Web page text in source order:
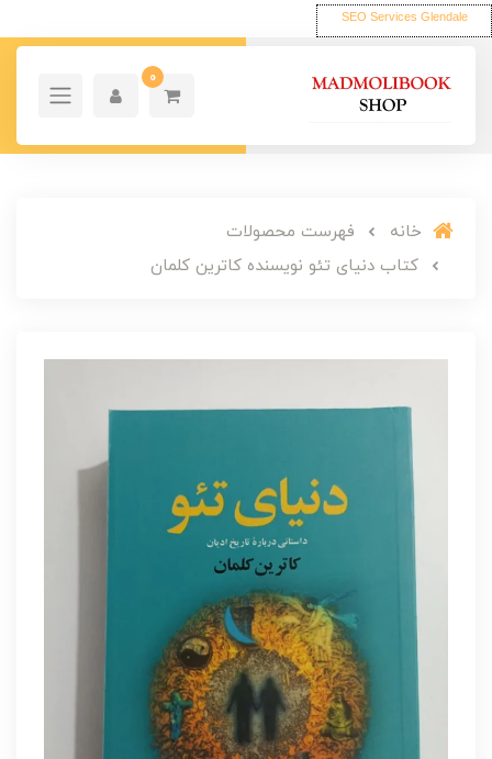
SEO Services Glendale
0
خانه
فهرست محصولات
کتاب دنیای تئو نویسنده کاترین کلمان